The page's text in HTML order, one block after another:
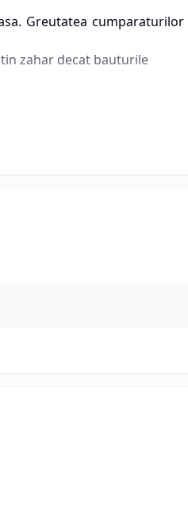
Greutatea cumparaturilor
zahar decat bauturile